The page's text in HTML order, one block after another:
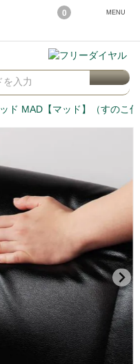
0 MENU
ド MAD【マッド】（すのこ